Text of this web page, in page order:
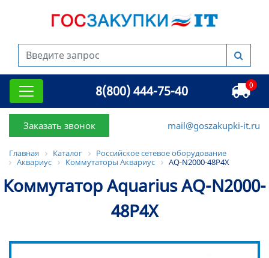
8(800) 444-75-40 0
Заказать звонок mail@goszakupki-it.ru
Главная Каталог
Российское сетевое оборудование
Аквариус
Коммутаторы Аквариус AQ-N2000-48P4X
Коммутатор Aquarius AQ-N2000-
48P4X